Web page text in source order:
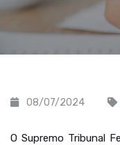
08/07/2024
O Supremo Tribunal